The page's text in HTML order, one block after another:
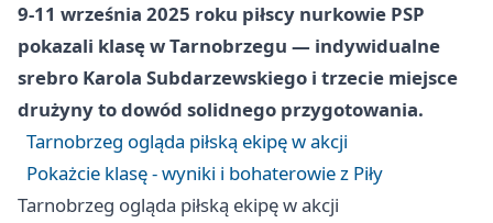
9-11 września 2025 roku piłscy nurkowie PSP
pokazali klasę w Tarnobrzegu — indywidualne
srebro Karola Subdarzewskiego i trzecie miejsce
drużyny to dowód solidnego przygotowania.
Tarnobrzeg ogląda piłską ekipę w akcji
Pokażcie klasę - wyniki i bohaterowie z Piły
Tarnobrzeg ogląda piłską ekipę w akcji